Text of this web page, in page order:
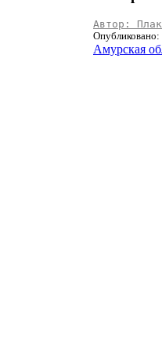
Автор:
Опубликовано:
Амурская